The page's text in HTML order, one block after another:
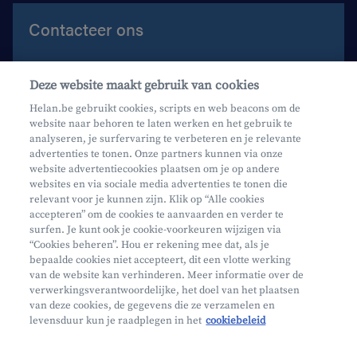
Contacteer ons
Contacteer ons
Maak een afspraak
Waar vind je ons?
Mifid
Privacy
Juridische info
Onderworpen aan de controle van CDZ
Deze website maakt gebruik van cookies
Helan.be gebruikt cookies, scripts en web beacons om de
website naar behoren te laten werken en het gebruik te
analyseren, je surfervaring te verbeteren en je relevante
advertenties te tonen. Onze partners kunnen via onze
website advertentiecookies plaatsen om je op andere
websites en via sociale media advertenties te tonen die
relevant voor je kunnen zijn. Klik op “Alle cookies
accepteren” om de cookies te aanvaarden en verder te
surfen. Je kunt ook je cookie-voorkeuren wijzigen via
“Cookies beheren”. Hou er rekening mee dat, als je
bepaalde cookies niet accepteert, dit een vlotte werking
van de website kan verhinderen. Meer informatie over de
verwerkingsverantwoordelijke, het doel van het plaatsen
van deze cookies, de gegevens die ze verzamelen en
levensduur kun je raadplegen in het cookiebeleid